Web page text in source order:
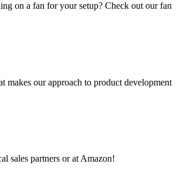
on a fan for your setup? Check out our fan
makes our approach to product development
sales partners or at Amazon!